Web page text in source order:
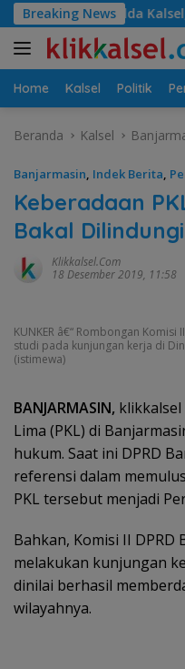
Langsung
ke
konten
Breaking News
Polisi: Murni Kepentingan
Home Kalsel Politik
Beranda Kalsel
Banjarmasin, Indek Berita,
Keberadaan
Bakal
Klikkalsel.com
18 Desember 2019, 11:58
KUNKER â€“ Rombongan
studi pada kunjungan kerja di
(istimewa)
BANJARMASIN, klikkalsel
Lima (PKL) di
hukum. Saat ini DPRD
referensi dalam
PKL tersebut menjadi
Bahkan, Komisi II
melakukan kunjungan
dinilai berhasil
wilayahnya.